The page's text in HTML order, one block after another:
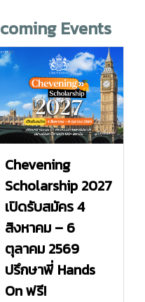
Events
Chevening
Scholarship 2027
เปิดรับสมัคร 4
สิงหาคม – 6
ตุลาคม 2569
ปรึกษาพี่ Hands
On ฟรี!